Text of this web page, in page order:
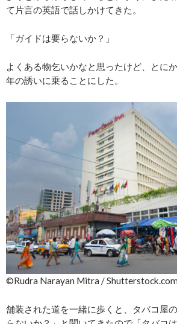
て片言の英語で話しかけてきた。
「ガイドは要らないか？」
よくある物乞いかなと思ったけど、とに
年の誘いに乗ることにした。
©︎Rudra Narayan Mitra /
舗装された道を一緒に歩くと、タバコ屋